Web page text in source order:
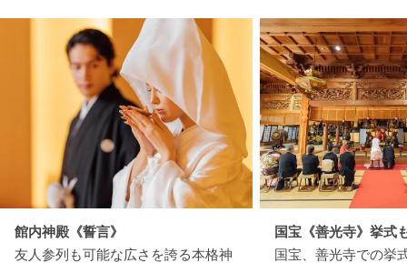
館内神殿《誓言》
友人参列も可能な広さを誇る本格神
国宝《善光寺》挙式
国宝、善光寺での挙